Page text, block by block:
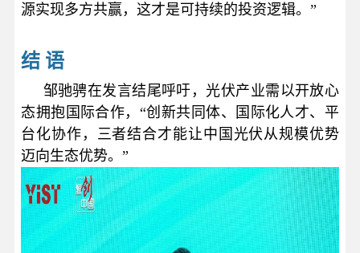
源实现多方共赢，这才是可持续的投资逻辑。”
结 语
邹驰骋在发言结尾呼吁，光伏产业需以开放心
态拥抱国际合作，“创新共同体、国际化人才、平
台化协作，三者结合才能让中国光伏从规模优势
迈向生态优势。”